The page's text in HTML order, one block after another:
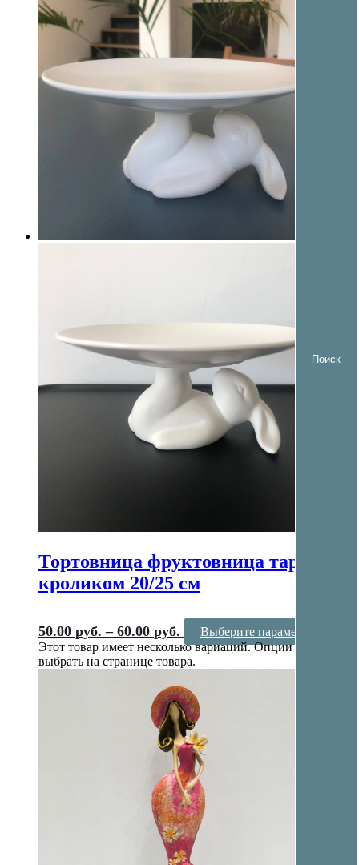
Тортовница фруктовница тарелка с
кроликом 20/25 см
50.00 руб. – 60.00 руб.
Выберите параметры
Этот товар имеет несколько вариаций. Опции можно
выбрать на странице товара.